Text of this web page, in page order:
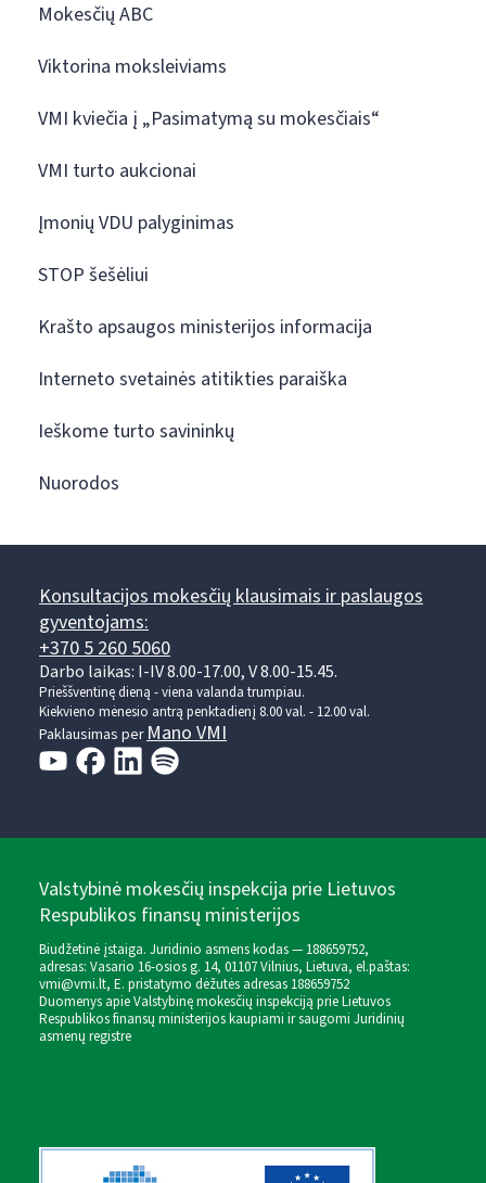
Mokesčių ABC
Viktorina moksleiviams
VMI kviečia į „Pasimatymą su mokesčiais“
VMI turto aukcionai
Įmonių VDU palyginimas
STOP šešėliui
Krašto apsaugos ministerijos informacija
Interneto svetainės atitikties paraiška
Ieškome turto savininkų
Nuorodos
Konsultacijos mokesčių klausimais ir paslaugos
gyventojams:
+370 5 260 5060
Darbo laikas: I-IV 8.00-17.00, V 8.00-15.45.
Prieššventinę dieną - viena valanda trumpiau.
Kiekvieno mėnesio antrą penktadienį 8.00 val. - 12.00 val.
Paklausimas perMano VMI
Valstybinė mokesčių inspekcija prie Lietuvos
Respublikos finansų ministerijos
Biudžetinė įstaiga. Juridinio asmens kodas — 188659752,
adresas: Vasario 16-osios g. 14, 01107 Vilnius, Lietuva, el.paštas:
vmi@vmi.lt, E. pristatymo dėžutės adresas 188659752
Duomenys apie Valstybinę mokesčių inspekciją prie Lietuvos
Respublikos finansų ministerijos kaupiami ir saugomi Juridinių
asmenų registre